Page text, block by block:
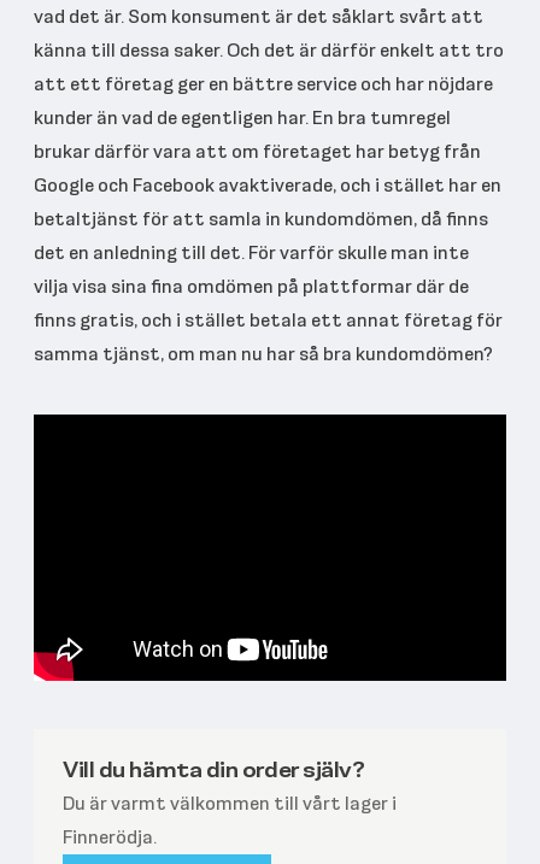
vad det är. Som konsument är det såklart svårt att
känna till dessa saker. Och det är därför enkelt att tro
att ett företag ger en bättre service och har nöjdare
kunder än vad de egentligen har. En bra tumregel
brukar därför vara att om företaget har betyg från
Google och Facebook avaktiverade, och i stället har en
betaltjänst för att samla in kundomdömen, då finns
det en anledning till det. För varför skulle man inte
vilja visa sina fina omdömen på plattformar där de
finns gratis, och i stället betala ett annat företag för
samma tjänst, om man nu har så bra kundomdömen?
Vill du hämta din order själv?
Du är varmt välkommen till vårt lager i
Finnerödja.